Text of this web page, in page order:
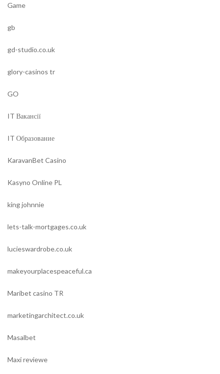
Game
gb
gd-studio.co.uk
glory-casinos tr
GO
IT Вакансії
IT Образование
KaravanBet Casino
Kasyno Online PL
king johnnie
lets-talk-mortgages.co.uk
lucieswardrobe.co.uk
makeyourplacespeaceful.ca
Maribet casino TR
marketingarchitect.co.uk
Masalbet
Maxi reviewe